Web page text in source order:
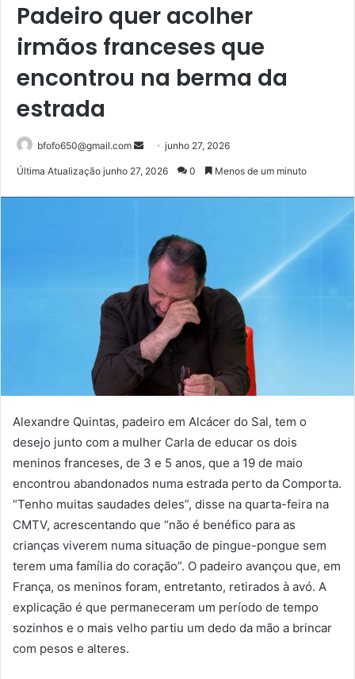
Padeiro quer acolher
irmãos franceses que
encontrou na berma da
estrada
bfofo650@gmail.com
Mandejunho 27, 2026
Última Atualização junho 27, 2026 0 Menos de um minuto
Alexandre Quintas, padeiro em Alcácer do Sal, tem o
desejo junto com a mulher Carla de educar os dois
meninos franceses, de 3 e 5 anos, que a 19 de maio
encontrou abandonados numa estrada perto da Comporta.
“Tenho muitas saudades deles”, disse na quarta-feira na
CMTV, acrescentando que “não é benéfico para as
crianças viverem numa situação de pingue-pongue sem
terem uma família do coração”. O padeiro avançou que, em
França, os meninos foram, entretanto, retirados à avó. A
explicação é que permaneceram um período de tempo
sozinhos e o mais velho partiu um dedo da mão a brincar
com pesos e alteres.